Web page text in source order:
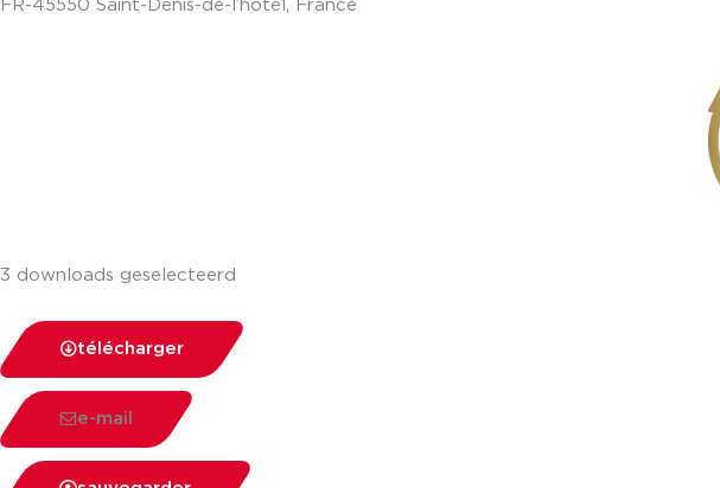
FR-45550 Saint-Denis-de-l’hôtel, France
3 downloads geselecteerd
télécharger
e-mail